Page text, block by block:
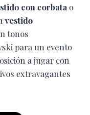
con corbata o
vestido
tonos
para un evento
a jugar con
extravagantes